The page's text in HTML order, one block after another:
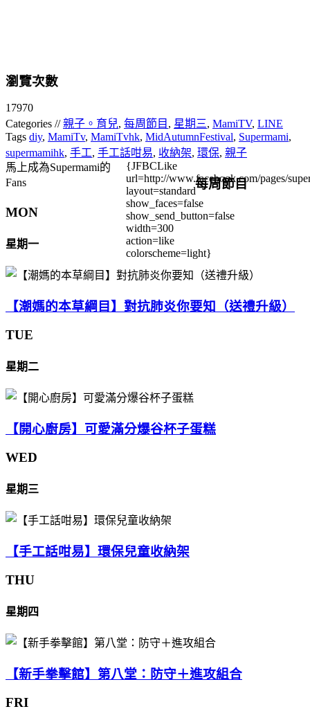
瀏覽次數
17970
Categories //親子。育兒, 每周節目 , 星期三, MamiTV, LINE
Tags diy, MamiTv, MamiTvhk, MidAutumnFestival, Supermami,
supermamihk, 手工, 手工話咁易, 收納架, 環保, 親子
馬上成為Supermami的
Fans
{JFBCLike
url=http://www.facebook.com/pages/
layout=standard
show_faces=false
show_send_button=false
width=300
action=like
colorscheme=light}
每周節目
MON
星期一
【潮媽的本草綱目】對抗肺炎你要知（送禮升級）
TUE
星期二
【開心廚房】可愛滿分爆谷杯子蛋糕
WED
星期三
【手工話咁易】環保兒童收納架
THU
星期四
【新手拳擊館】第八堂：防守＋進攻組合
FRI